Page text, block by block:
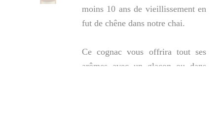
moins 10 ans de vieillissement en
fut de chêne dans notre chai.
Ce cognac vous offrira tout ses
arômes avec un glaçon ou dans